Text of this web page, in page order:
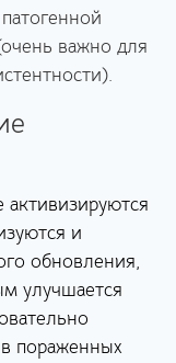
важно для
и
обновления,
улучшается
пораженных